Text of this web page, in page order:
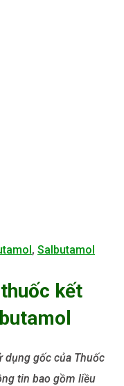
, Salbutamol
kết
dụng gốc của Thuốc
tin bao gồm liều